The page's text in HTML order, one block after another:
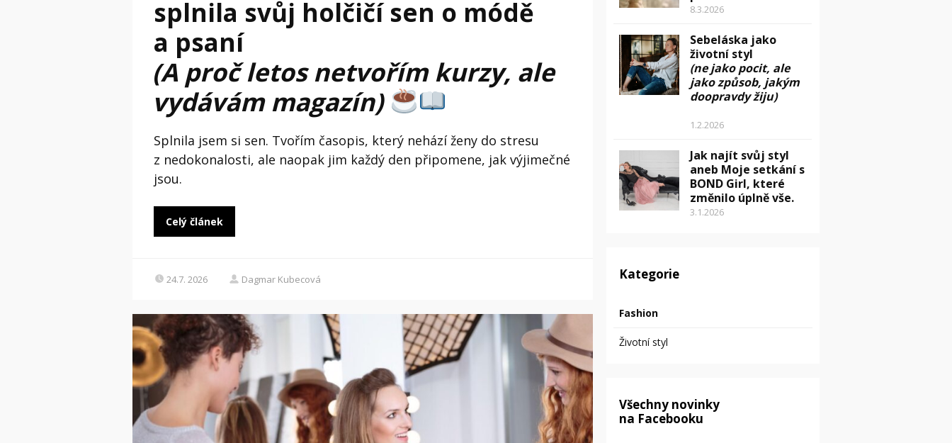
splnila svůj holčičí sen o módě
a psaní
(A proč letos netvořím kurzy, ale
vydávám magazín)
Splnila jsem si sen. Tvořím časopis, který nehází ženy do stresu
z nedokonalosti, ale naopak jim každý den připomene, jak výjimečné
jsou.
Celý článek
24.7. 2026 Dagmar Kubecová
8.3.2026
Sebeláska jako
životní styl
(ne jako pocit, ale
jako způsob, jakým
doopravdy žiju)
1.2.2026
Jak najít svůj styl
aneb Moje setkání s
BOND Girl, které
změnilo úplně vše.
3.1.2026
Kategorie
Fashion
Životní styl
Všechny novinky
na Facebooku